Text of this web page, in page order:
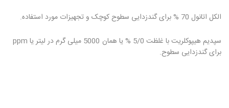
الکل اتانول 70 % برای گندزدایی سطوح کوچک و تجهیزات مورد استفاده.
سپدیم هیپوکلریت با غلظت 5/0 % یا همان 5000 میلی گرم در لیتر یا ppm
برای گندزدایی سطوح.